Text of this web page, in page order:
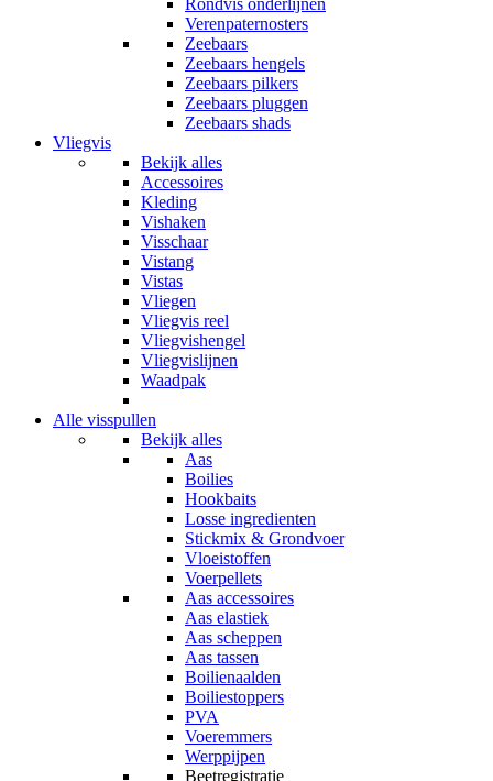
Rondvis onderlijnen
Verenpaternosters
Zeebaars
Zeebaars hengels
Zeebaars pilkers
Zeebaars pluggen
Zeebaars shads
Vliegvis
Bekijk alles
Accessoires
Kleding
Vishaken
Visschaar
Vistang
Vistas
Vliegen
Vliegvis reel
Vliegvishengel
Vliegvislijnen
Waadpak
Alle visspullen
Bekijk alles
Aas
Boilies
Hookbaits
Losse ingredienten
Stickmix & Grondvoer
Vloeistoffen
Voerpellets
Aas accessoires
Aas elastiek
Aas scheppen
Aas tassen
Boilienaalden
Boiliestoppers
PVA
Voeremmers
Werppijpen
Beetregistratie